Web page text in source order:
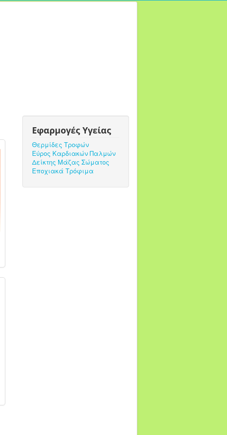
Εφαρμογές Υγείας
Θερμίδες Τροφών
Εύρος Καρδιακών Παλμών
Δείκτης Μάζας Σώματος
Εποχιακά Τρόφιμα